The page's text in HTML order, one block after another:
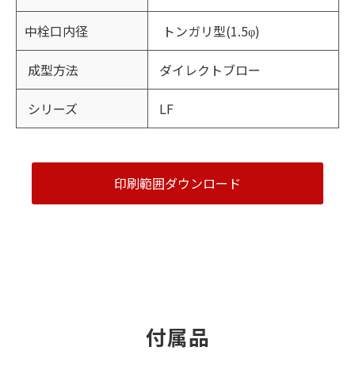
中栓口内径 トンガリ型(1.5φ)
成型方法 ダイレクトブロー
シリーズ LF
印刷範囲ダウンロード
付属品